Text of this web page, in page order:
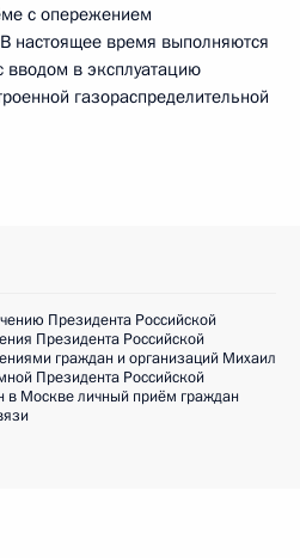
с опережением
настоящее время выполняются
вводом в эксплуатацию
газораспределительной
Президента Российской
Президента Российской
граждан и организаций Михаил
Президента Российской
в Москве личный приём граждан